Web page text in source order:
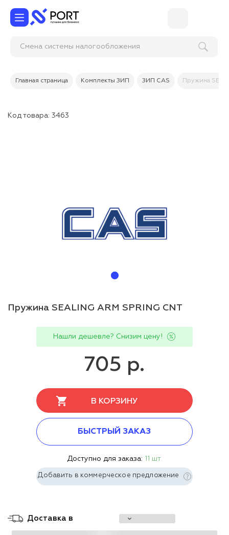
Смена системы налогообложе
Главная страница Комплекты ЗИП ЗИП CAS Пружина
Код товара: 3463
Пружина SEALING ARM SPRING CNT
Нашли дешевле? Снизим цену!
705 р.
В КОРЗИНУ
БЫСТРЫЙ ЗАКАЗ
Доступно для заказа: 11 шт.
Добавить в коммерческое предложение
Доставка в